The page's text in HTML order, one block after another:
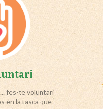
fes-te voluntari
en la tasca que